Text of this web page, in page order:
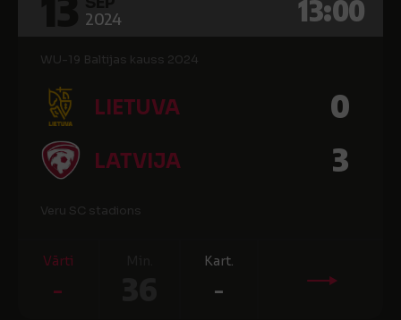
2024 13:00
WU-19 Baltijas kauss 2024
LIETUVA 0
LATVIJA 3
Veru SC stadions
Vārti
-
Kart.
-